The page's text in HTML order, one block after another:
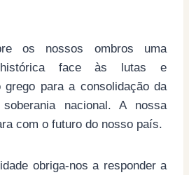
os nossos ombros uma
histórica face às lutas e
para a consolidação da
nacional. A nossa
com o futuro do nosso país.
obriga-nos a responder a